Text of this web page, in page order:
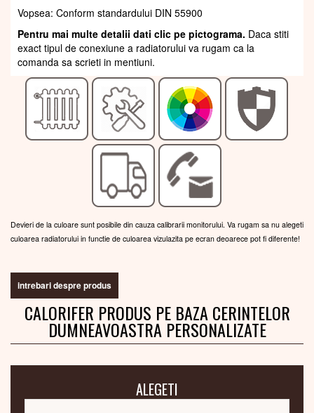
Vopsea: Conform standardului DIN 55900
Pentru mai multe detalii dati clic pe pictograma. Daca stiti
exact tipul de conexiune a radiatorului va rugam ca la
comanda sa scrieti in mentiuni.
Devieri de la culoare sunt posibile din cauza calibrarii monitorului. Va rugam sa nu alegeti
culoarea radiatorului in functie de culoarea vizulazita pe ecran deoarece pot fi diferente!
intrebari despre produs
CALORIFER PRODUS PE BAZA CERINTELOR
DUMNEAVOASTRA PERSONALIZATE
ALEGETI